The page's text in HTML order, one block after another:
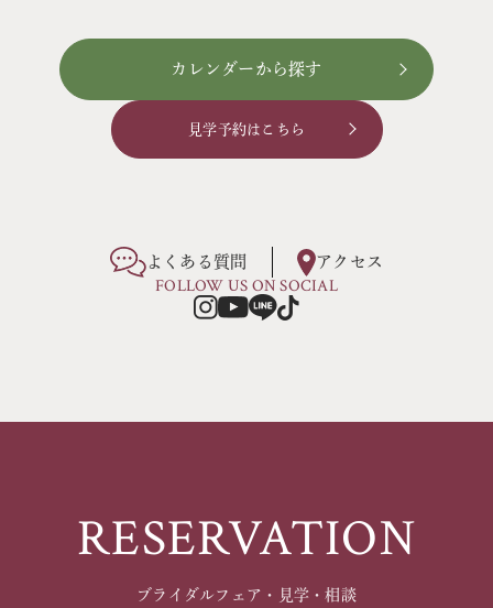
カレンダーから探す
見学予約はこちら
よくある質問 アクセス
FOLLOW US ON SOCIAL
RESERVATION
ブライダルフェア・見学・相談